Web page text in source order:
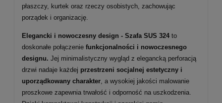
płaszczy, kurtek oraz rzeczy osobistych, zachowując
porządek i organizację.
Elegancki i nowoczesny design - Szafa SUS 324 to
doskonałe połączenie funkcjonalności i nowoczesnego
designu. Jej minimalistyczny wygląd z elegancką perforacją
drzwi nadaje każdej przestrzeni socjalnej estetyczny i
uporządkowany charakter , a wysokiej jakości malowanie
proszkowe zapewnia trwałość i odporność na uszkodzenia.